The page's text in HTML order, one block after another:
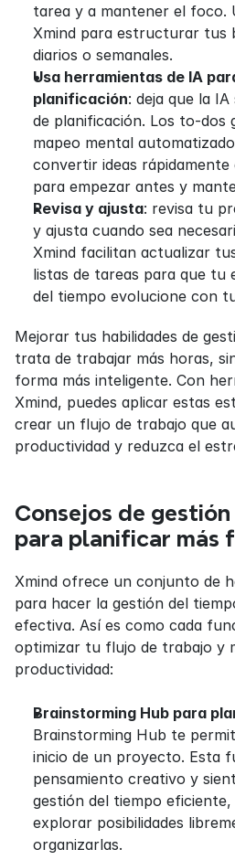
tarea y a mantener el foco.
Xmind para estructurar tus
diarios o semanales.
Usa herramientas de IA
planificación: deja que la
de planificación. Los to-dos
mapeo mental
convertir ideas rápidamente
para empezar antes y
Revisa y ajusta: revisa tu
y ajusta cuando sea
Xmind facilitan actualizar
listas de tareas para que tu
del tiempo evolucione con
Mejorar tus habilidades de
trata de trabajar más horas,
forma más inteligente. Con
Xmind, puedes aplicar estas
crear un flujo de trabajo que
productividad y reduzca el
Consejos de
para planificar más
Xmind ofrece un conjunto de
para hacer la gestión del
efectiva. Así es como cada
optimizar tu flujo de trabajo y
productividad:
Brainstorming Hub para
Brainstorming Hub te
inicio de un proyecto. Esta
pensamiento creativo y
gestión del tiempo
explorar posibilidades
organizarlas.